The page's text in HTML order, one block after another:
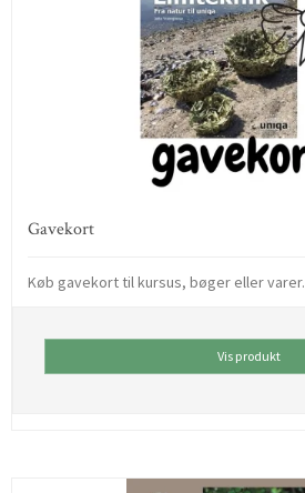
Gavekort
Køb gavekort til kursus, bøger eller varer.
Vis produkt